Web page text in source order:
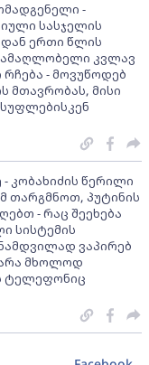
-
სასჯელის
ერთი წლის
ამაღლობელი კვლავ
- მოვუწოდებ
მთავრობას, მისი
- კობახიძის წერილი
თარგმნოთ, პუტინის
- რაც შეეხება
სისტემის
ვაპირებ
მხოლოდ
ტელეფონიც